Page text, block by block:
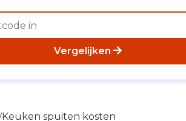
Vergelijken
Keuken spuiten kosten